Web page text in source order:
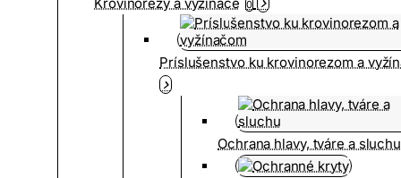
0
Príslušenstvo ku krovinorezom a
Ochrana hlavy, tváre a sluchu